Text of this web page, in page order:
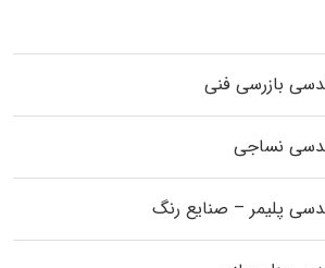
بازرسی فنی
نساجی
پلیمر – صنایع رنگ